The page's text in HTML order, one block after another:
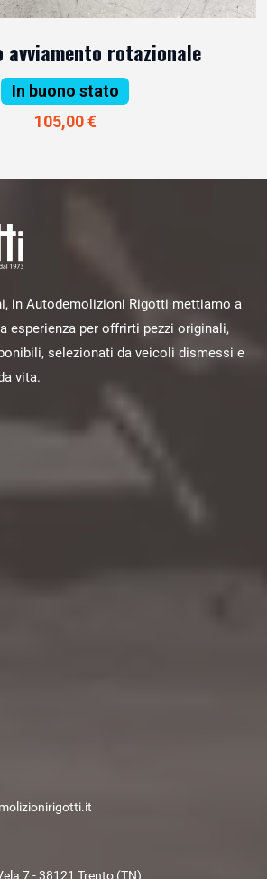
avviamento rotazionale
In buono stato
105,00 €
in Autodemolizioni Rigotti mettiamo a
esperienza per offrirti pezzi originali,
selezionati da veicoli dismessi e
vita.
7 - 38121 Trento (TN)